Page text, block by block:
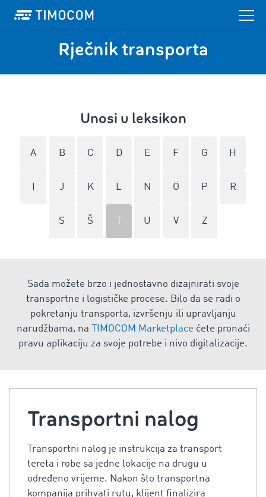
Rječnik transporta
Unosi u leksikon
A B C D E F G H
J K L N O P R
S Š U V Z
Sada možete brzo i jednostavno dizajnirati svoje
transportne i logističke procese. Bilo da se radi o
pokretanju transporta, izvršenju ili upravljanju
narudžbama, na
TIMOCOM Marketplace ćete pronaći
pravu aplikaciju za svoje potrebe i nivo digitalizacije.
Transportni nalog
Transportni nalog je instrukcija za transport
tereta i robe sa jedne lokacije na drugu u
određeno vrijeme. Nakon što transportna
kompanija prihvati rutu, klijent finalizira